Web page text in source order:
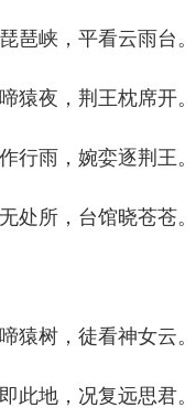
琶峡，平看云雨台。
猿夜，荆王枕席开。
行雨，婉娈逐荆王。
处所，台馆晓苍苍。
猿树，徒看神女云。
此地，况复远思君。